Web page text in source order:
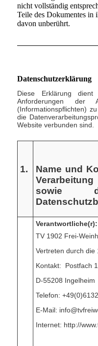
nicht vollständig
Teile des Dokumentes
davon unberührt.
Datenschutzerklärung
Diese Erklärung
Anforderungen
(Informationspflichten)
die
Website verbunden sind.
1.
Name und
sowie
Verantwortliche(r):
TV 1902 Frei-
Vertreten durch die
Kontakt: Postfach
D-55208 Ingelheim
Telefon:
E-Mail:
Internet: http://